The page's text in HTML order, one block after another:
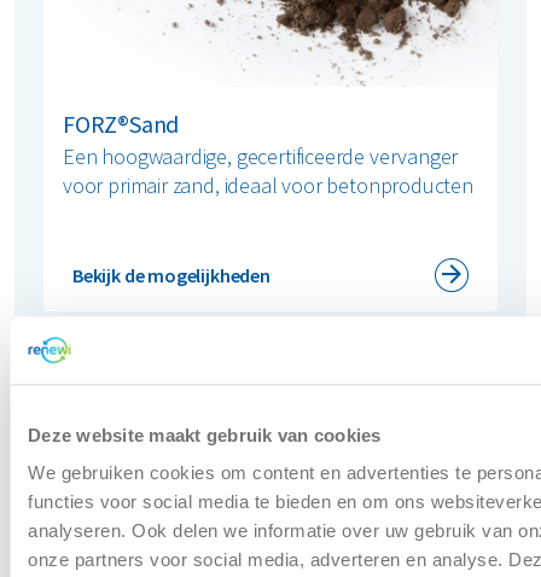
Deze website maakt gebruik van cookies
We gebruiken cookies om content en advertenties te
functies voor social media te bieden en om ons
analyseren. Ook delen we informatie over uw gebruik van
onze partners voor social media, adverteren en analyse.
FORZ®Sand
Een hoogwaardige, gecertificeerde vervanger
voor primair zand, ideaal voor betonproducten
Bekijk de mogelijkheden
Van afval naar hoogwaardige
circulaire bouwgrondstoffen
Onze geavanceerde faciliteiten verwerken mineraal afval
uit de bouw en sloop: